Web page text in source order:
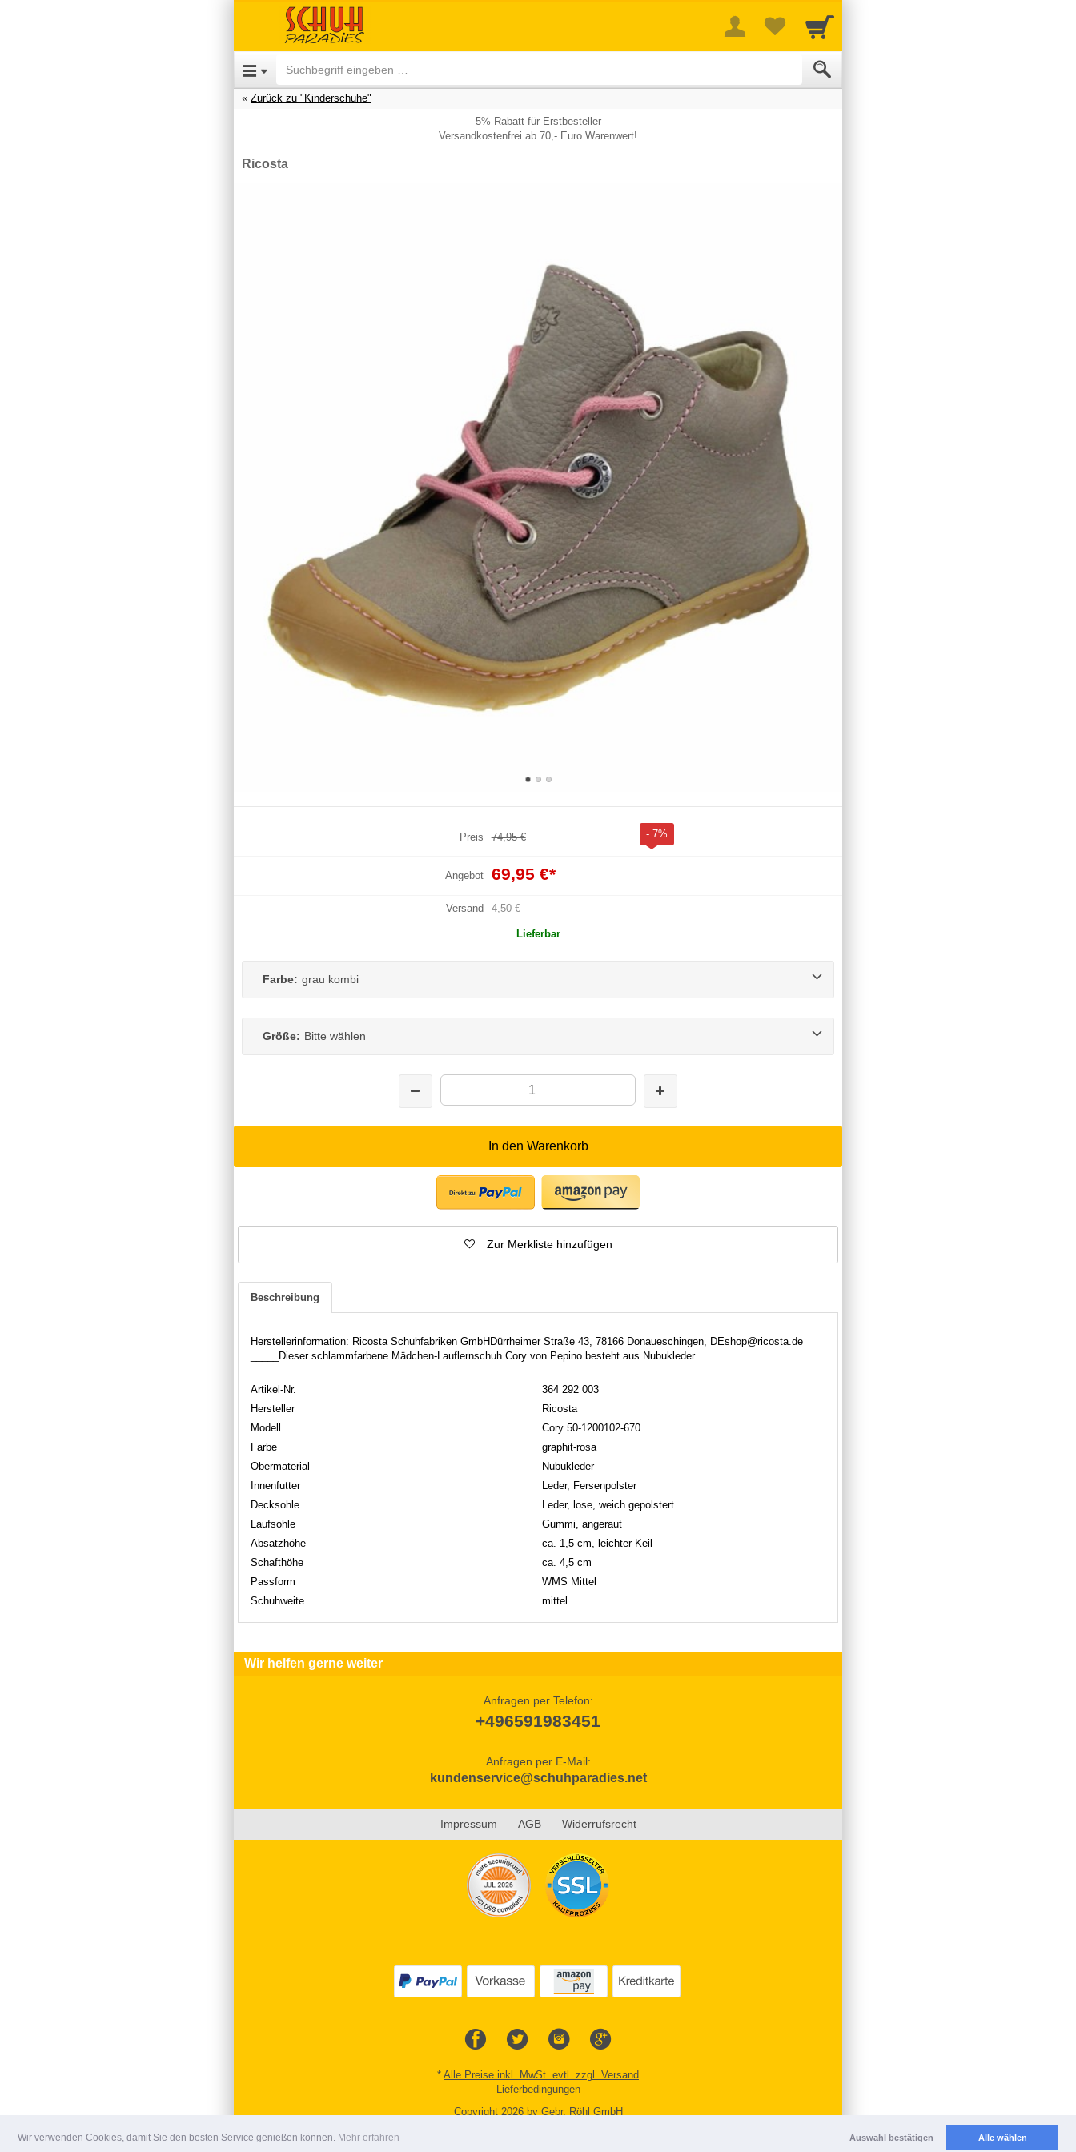
Wir verwenden Cookies, damit Sie den besten Service genießen können. Mehr erfahren Auswahl bestätigen Alle wählen
Zurück zu "Kinderschuhe"
5% Rabatt für Erstbesteller
Versandkostenfrei ab 70,- Euro Warenwert!
Ricosta
Preis 74,95 € - 7%
Angebot 69,95 €*
Versand 4,50 €
Lieferbar
Farbe: grau kombi
Größe: Bitte wählen
In den Warenkorb
Zur Merkliste hinzufügen
Beschreibung
Herstellerinformation: Ricosta Schuhfabriken GmbHDürrheimer Straße 43, 78166 Donaueschingen, DEshop@ricosta.de
_____Dieser schlammfarbene Mädchen-Lauflernschuh Cory von Pepino besteht aus Nubukleder.
Artikel-Nr.
364 292 003
Hersteller
Ricosta
Modell
Cory 50-1200102-670
Farbe
graphit-rosa
Obermaterial
Nubukleder
Innenfutter
Leder, Fersenpolster
Decksohle
Leder, lose, weich gepolstert
Laufsohle
Gummi, angeraut
Absatzhöhe
ca. 1,5 cm, leichter Keil
Schafthöhe
ca. 4,5 cm
Passform
WMS Mittel
Schuhweite
mittel
Wir helfen gerne weiter
Anfragen per Telefon:
+496591983451
Anfragen per E-Mail:
kundenservice@schuhparadies.net
Impressum AGB Widerrufsrecht
* Alle Preise inkl. MwSt. evtl. zzgl. Versand
Lieferbedingungen
Copyright 2026 by Gebr. Röhl GmbH